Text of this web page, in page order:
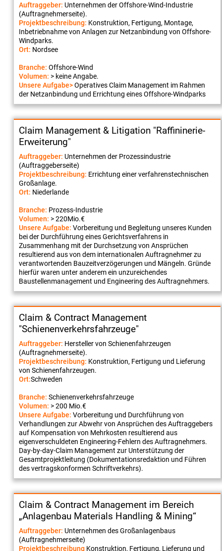
Auftraggeber: Unternehmen der Offshore-Wind-Industrie
(Auftragnehmerseite).
Projektbeschreibung: Konstruktion, Fertigung, Montage,
Inbetriebnahme von Anlagen zur Netzanbindung von Offshore-
Windparks.
Ort: Nordsee
Branche: Offshore-Wind
Volumen: > keine Angabe.
Unsere Aufgabe>Operatives Claim Management im Rahmen
der Netzanbindung und Errichtung eines Offshore-Windparks
Claim Management & Litigation "Raffininerie-
Erweiterung"
Auftraggeber: Unternehmen der Prozessindustrie
(Auftraggeberseite)
Projektbeschreibung: Errichtung einer verfahrenstechnischen
Großanlage.
Ort: Niederlande
Branche: Prozess-Industrie
Volumen: > 220Mio.€
Unsere Aufgabe: Vorbereitung und Begleitung unseres Kunden
bei der Durchführung eines Gerichtsverfahrens in
Zusammenhang mit der Durchsetzung von Ansprüchen
resultierend aus von dem internationalen Auftragnehmer zu
verantwortenden Bauzeitverzögerungen und Mängeln. Gründe
hierfür waren unter anderem ein unzureichendes
Baustellenmanagement und Engineering des Auftragnehmers.
Claim & Contract Management
"Schienenverkehrsfahrzeuge"
Auftraggeber: Hersteller von Schienenfahrzeugen
(Auftragnehmerseite).
Projektbeschreibung: Konstruktion, Fertigung und Lieferung
von Schienenfahrzeugen.
Ort:Schweden
Branche: Schienenverkehrsfahrzeuge
Volumen: > 200 Mio.€
Unsere Aufgabe: Vorbereitung und Durchführung von
Verhandlungen zur Abwehr von Ansprüchen des Auftraggebers
auf Kompensation von Mehrkosten resultierend aus
eigenverschuldeten Engineering-Fehlern des Auftragnehmers.
Day-by-day-Claim Management zur Unterstützung der
Gesamtprojektleitung (Dokumentationsredaktion und Führen
des vertragskonformen Schriftverkehrs).
Claim & Contract Management im Bereich
„Anlagenbau Materials Handling & Mining“
Auftraggeber: Unternehmen des Großanlagenbaus
(Auftragnehmerseite)
Projektbeschreibung Konstruktion, Fertigung, Lieferung und